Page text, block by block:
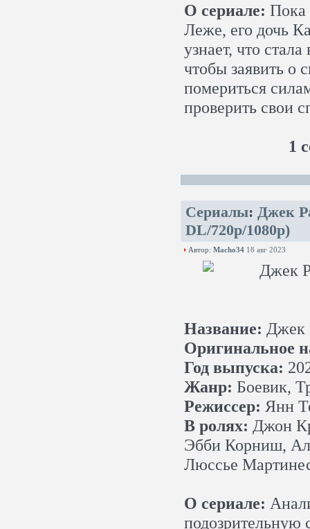
О сериале: Пока
Леже, его дочь
узнает, что
чтобы заявить о
помериться
проверить свои
1
Сериалы: Джек
DL/720p/1080p)
Автор: Macho34 18 авг 2023
Название: Джек
Оригинальное
Год выпуска:
Жанр: Боевик,
Режиссер: Янн
В ролях: Джон
Эбби Корниш,
Люссье
О сериале:
подозрительную